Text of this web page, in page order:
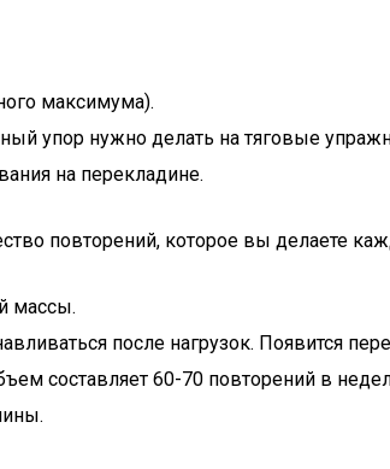
максимума).
упор нужно делать на тяговые
на перекладине.
повторений, которое вы делаете
массы.
после нагрузок. Появится
составляет 60-70 повторений в